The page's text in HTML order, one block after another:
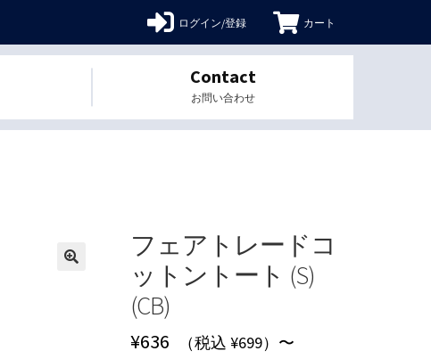
ログイン/登録 カート
Contact
お問い合わせ
フェアトレードコ
ットントート (S)
(CB)
¥636 （税込 ¥699）〜